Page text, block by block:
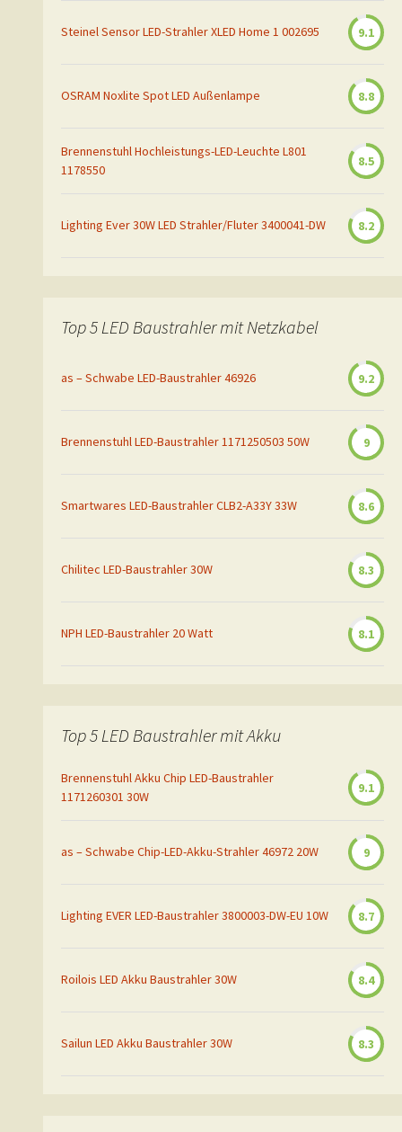
Steinel Sensor LED-Strahler XLED Home 1 002695 9.1
OSRAM Noxlite Spot LED Außenlampe 8.8
Brennenstuhl Hochleistungs-LED-Leuchte L801
1178550
8.5
Lighting Ever 30W LED Strahler/Fluter 3400041-DW 8.2
Top 5 LED Baustrahler mit Netzkabel
as – Schwabe LED-Baustrahler 46926 9.2
Brennenstuhl LED-Baustrahler 1171250503 50W 9
Smartwares LED-Baustrahler CLB2-A33Y 33W 8.6
Chilitec LED-Baustrahler 30W 8.3
NPH LED-Baustrahler 20 Watt 8.1
Top 5 LED Baustrahler mit Akku
Brennenstuhl Akku Chip LED-Baustrahler
1171260301 30W
9.1
as – Schwabe Chip-LED-Akku-Strahler 46972 20W 9
Lighting EVER LED-Baustrahler 3800003-DW-EU 10W 8.7
Roilois LED Akku Baustrahler 30W 8.4
Sailun LED Akku Baustrahler 30W 8.3